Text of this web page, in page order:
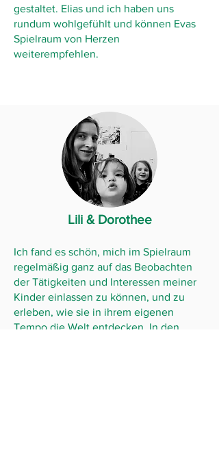
gestaltet. Elias und ich haben uns
rundum wohlgefühlt und können Evas
Spielraum von Herzen
weiterempfehlen.
Lili & Dorothee
Ich fand es schön, mich im Spielraum
regelmäßig ganz auf das Beobachten
der Tätigkeiten und Interessen meiner
Kinder einlassen zu können, und zu
erleben, wie sie in ihrem eigenen
Tempo die Welt entdecken. In den